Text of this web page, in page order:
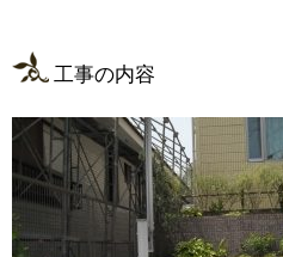
工事の内容